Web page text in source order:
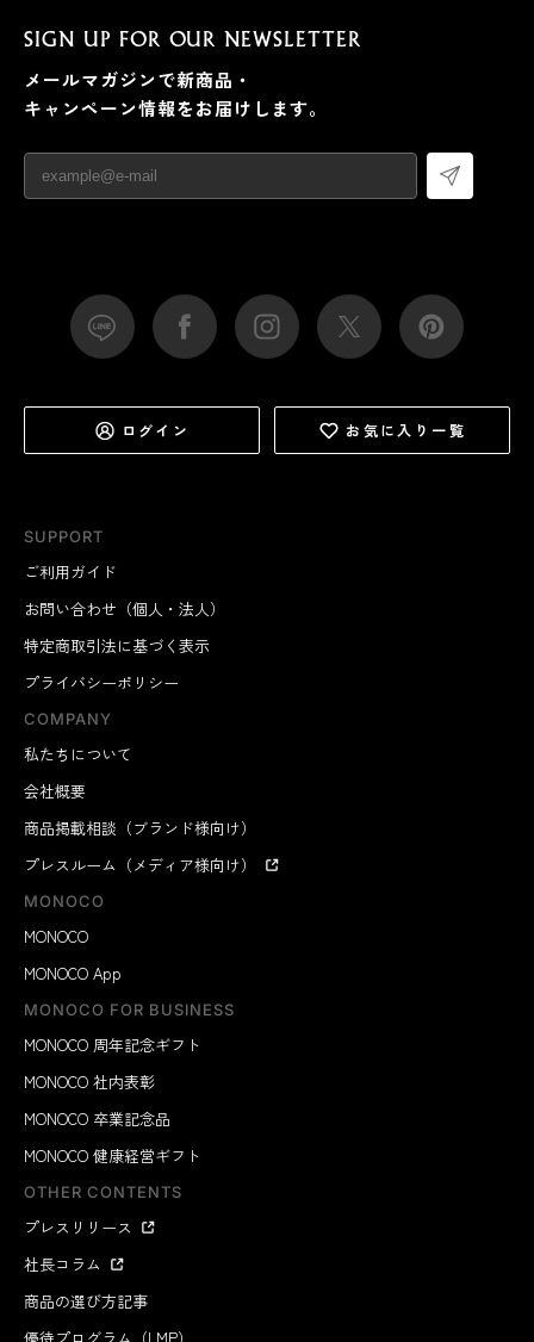
SUPPORT
ご利用ガイド
お問い合わせ（個人・法人）
特定商取引法に基づく表示
プライバシーポリシー
COMPANY
私たちについて
会社概要
商品掲載相談（ブランド様向け）
プレスルーム（メディア様向け）
MONOCO
MONOCO
MONOCO App
MONOCO FOR BUSINESS
MONOCO 周年記念ギフト
MONOCO 社内表彰
MONOCO 卒業記念品
MONOCO 健康経営ギフト
OTHER CONTENTS
プレスリリース
社長コラム
商品の選び方記事
SIGN UP FOR OUR NEWSLETTER
メールマガジンで新商品・
キャンペーン情報をお届けします。
ログイン お気に入り一覧